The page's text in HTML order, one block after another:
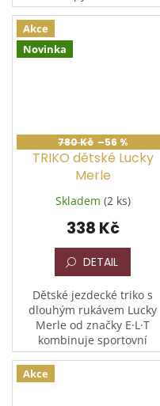
Pomáhá při regeneraci
kopytní rohoviny a doplňuje
léčbu při různých...
Akce
Novinka
780 Kč –56 %
TRIKO dětské Lucky
Merle
Skladem (2 ks)
338 Kč
DETAIL
Dětské jezdecké triko s
dlouhým rukávem Lucky
Merle od značky E·L·T
kombinuje sportovní
eleganci s maximálním
pohodlím. Díky moderní
žebrované optice a
Akce